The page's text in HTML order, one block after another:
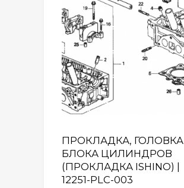
ПРОКЛАДКА, ГОЛОВКА
БЛОКА ЦИЛИНДРОВ
(ПРОКЛАДКА ISHINO) |
12251-PLC-003